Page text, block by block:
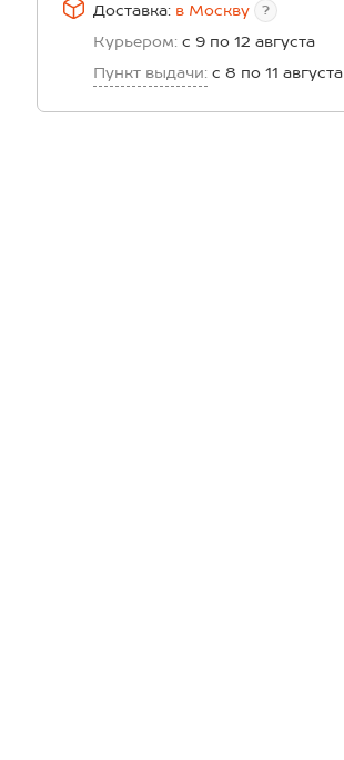
Доставка: в Москву ?
Курьером: с 9 по 12 августа
Пункт выдачи: с 8 по 11 августа